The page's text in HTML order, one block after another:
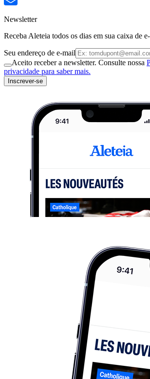
Newsletter
Receba Aleteia todos os dias em sua caixa de
Seu endereço de e-mail
Aceito receber a newsletter. Consulte nossa
privacidade para saber mais.
Inscrever-se